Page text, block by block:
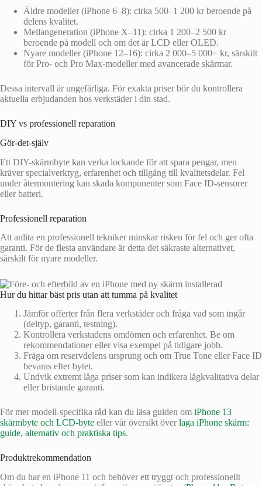
Äldre modeller (iPhone 6–8): cirka 500–1 200 kr beroende på
delens kvalitet.
Mellangeneration (iPhone X–11): cirka 1 200–2 500 kr
beroende på modell och om det är LCD eller OLED.
Nyare modeller (iPhone 12–16): cirka 2 000–5 000+ kr, särskilt
för Pro- och Pro Max-modeller med avancerade skärmar.
Dessa intervall är ungefärliga. För exakta priser bör du kontrollera
aktuella erbjudanden hos verkstäder i din stad.
DIY vs professionell reparation
Gör-det-själv
Ett DIY-skärmbyte kan verka lockande för att spara pengar, men
kräver specialverktyg, erfarenhet och tillgång till kvalitetsdelar. Fel
under återmontering kan skada komponenter som Face ID-sensorer
eller batteri.
Professionell reparation
Att anlita en professionell tekniker minskar risken för fel och ger ofta
garanti. För de flesta användare är detta det säkraste alternativet,
särskilt för nyare modeller.
Hur du hittar bäst pris utan att tumma på kvalitet
Jämför offerter från flera verkstäder och fråga vad som ingår
(deltyp, garanti, testning).
Kontrollera verkstadens omdömen och erfarenhet. Be om
rekommendationer eller visa exempel på tidigare jobb.
Fråga om reservdelens ursprung och om True Tone eller Face ID
bevaras efter bytet.
Undvik extremt låga priser som kan indikera lågkvalitativa delar
eller bristande garanti.
För mer modell-specifika råd kan du läsa guiden om iPhone 13
skärmbyte och LCD-byte eller vår översikt överlaga iPhone skärm:
guide, alternativ och praktiska tips.
Produktrekommendation
Om du har en iPhone 11 och behöver ett tryggt och professionellt